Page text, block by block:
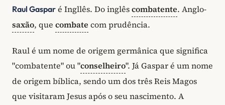
Raul Gaspar é Ingllês. Do inglêscombatente. Anglo-
saxão, que combate com prudência.
Raul é um nome de origem germânica que significa
"combatente" ou "conselheiro". Já Gaspar é um nome
de origem bíblica, sendo um dos três Reis Magos
que visitaram Jesus após o seu nascimento. A